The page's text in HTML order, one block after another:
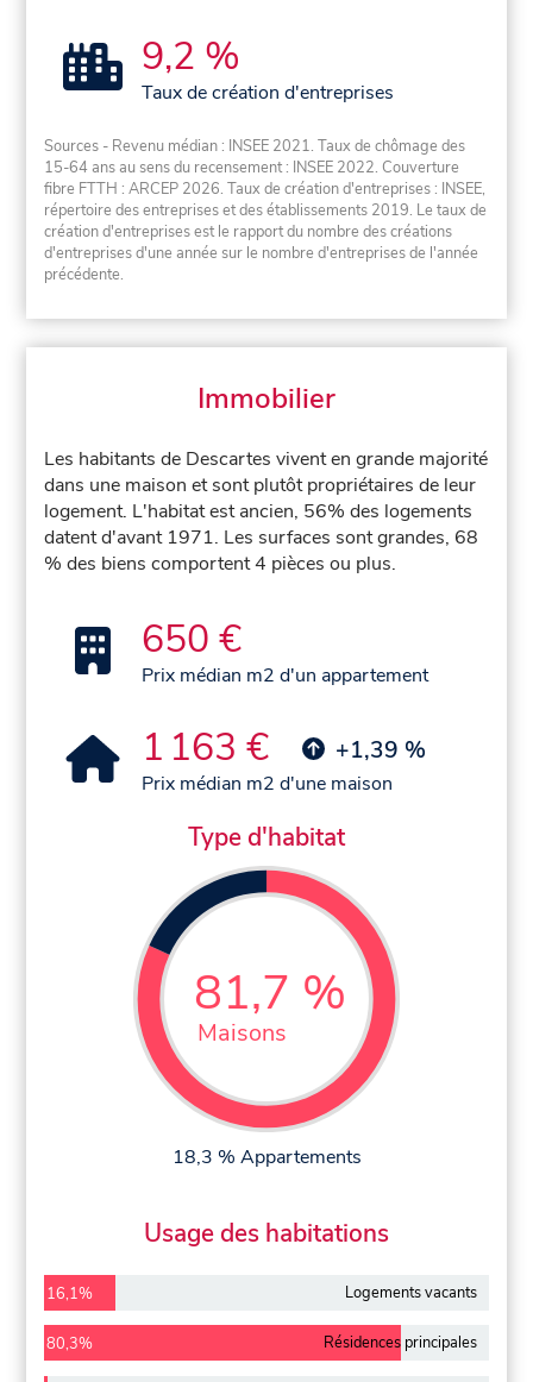
9,2 %
Taux de création d'entreprises
Sources - Revenu médian : INSEE 2021. Taux de chômage des
15-64 ans au sens du recensement : INSEE 2022. Couverture
fibre FTTH : ARCEP 2026. Taux de création d'entreprises : INSEE,
répertoire des entreprises et des établissements 2019. Le taux de
création d'entreprises est le rapport du nombre des créations
d'entreprises d'une année sur le nombre d'entreprises de l'année
précédente.
Immobilier
Les habitants de Descartes vivent en grande majorité
dans une maison et sont plutôt propriétaires de leur
logement. L'habitat est ancien, 56% des logements
datent d'avant 1971. Les surfaces sont grandes, 68
% des biens comportent 4 pièces ou plus.
650 €
Prix médian m2 d'un appartement
1 163 € +1,39 %
Prix médian m2 d'une maison
Type d'habitat
81,7 %
Maisons
18,3 % Appartements
Usage des habitations
16,1% Logements vacants
80,3% Résidences principales